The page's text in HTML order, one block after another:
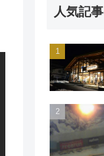
人気記事